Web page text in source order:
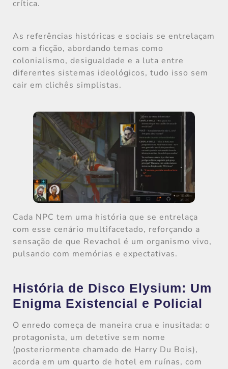
crítica.
As referências históricas e sociais se entrelaçam
com a ficção, abordando temas como
colonialismo, desigualdade e a luta entre
diferentes sistemas ideológicos, tudo isso sem
cair em clichês simplistas.
Cada NPC tem uma história que se entrelaça
com esse cenário multifacetado, reforçando a
sensação de que Revachol é um organismo vivo,
pulsando com memórias e expectativas.
História de Disco Elysium: Um
Enigma Existencial e Policial
O enredo começa de maneira crua e inusitada: o
protagonista, um detetive sem nome
(posteriormente chamado de Harry Du Bois),
acorda em um quarto de hotel em ruínas, com